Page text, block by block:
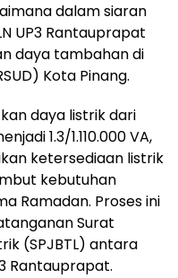
dalam siaran
UP3 Rantauprapat
daya tambahan di
Kota Pinang.
daya listrik dari
1.3/1.110.000 VA,
ketersediaan listrik
kebutuhan
Ramadan. Proses ini
Surat
(SPJBTL) antara
Rantauprapat.